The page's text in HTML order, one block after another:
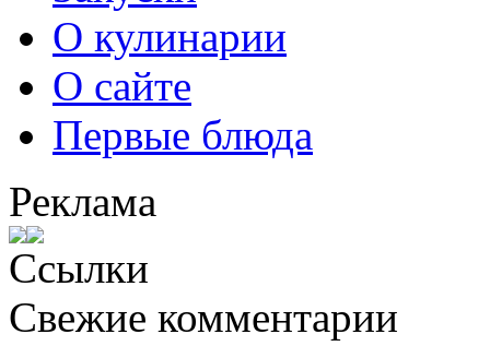
О кулинарии
О сайте
Первые блюда
Реклама
Ссылки
Свежие комментарии